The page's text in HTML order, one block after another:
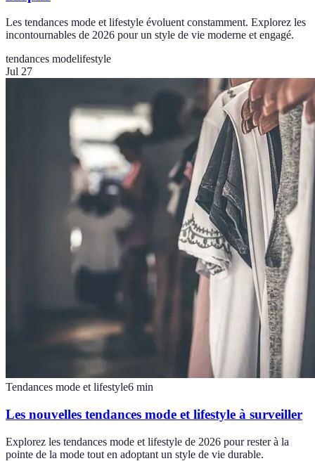
Les tendances mode et lifestyle évoluent constamment. Explorez les
incontournables de 2026 pour un style de vie moderne et engagé.
tendances modelifestyle
Jul 27
Tendances mode et lifestyle6 min
Les nouvelles tendances mode et lifestyle à surveiller
Explorez les tendances mode et lifestyle de 2026 pour rester à la
pointe de la mode tout en adoptant un style de vie durable.